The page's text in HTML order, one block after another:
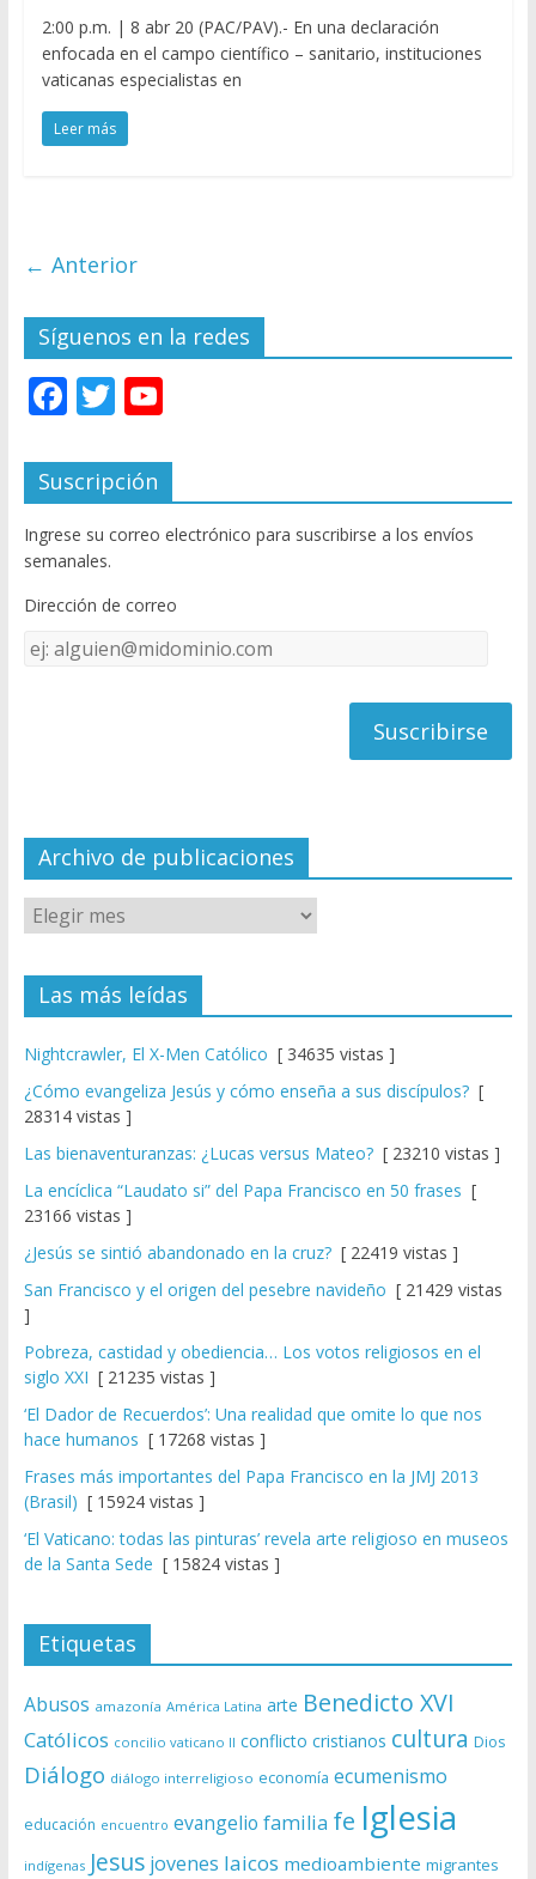
2:00 p.m. | 8 abr 20 (PAC/PAV).- En una declaración
enfocada en el campo científico – sanitario, instituciones
vaticanas especialistas en
Leer más
← Anterior
Síguenos en la redes
F
e
b
o
o
k
T
itt
er
Y
u
T
u
e
C
el
Suscripción
Ingrese su correo electrónico para suscribirse a los envíos
semanales.
Dirección de correo
Dirección
de
Archivo de publicaciones
Las más leídas
Nightcrawler, El X-Men Católico [ 34635 vistas ]
¿Cómo evangeliza Jesús y cómo enseña a sus discípulos?[
28314 vistas ]
Las bienaventuranzas: ¿Lucas versus Mateo?[ 23210 vistas ]
La encíclica “Laudato si” del Papa Francisco en 50 frases [
23166 vistas ]
¿Jesús se sintió abandonado en la cruz?[ 22419 vistas ]
San Francisco y el origen del pesebre navideño [ 21429 vistas
]
Pobreza, castidad y obediencia… Los votos religiosos en el
siglo XXI [ 21235 vistas ]
‘El Dador de Recuerdos’: Una realidad que omite lo que nos
hace humanos [ 17268 vistas ]
Frases más importantes del Papa Francisco en la JMJ 2013
(Brasil) [ 15924 vistas ]
‘El Vaticano: todas las pinturas’ revela arte religioso en museos
de la Santa Sede [ 15824 vistas ]
Etiquetas
Abusos amazonía América Latina arte Benedicto XVI
Católicos concilio vaticano II conflicto cristianos cultura Dios
Diálogo diálogo interreligioso economía ecumenismo
educación encuentro evangelio familia fe Iglesia
indígenas Jesus jovenes laicos medioambiente migrantes